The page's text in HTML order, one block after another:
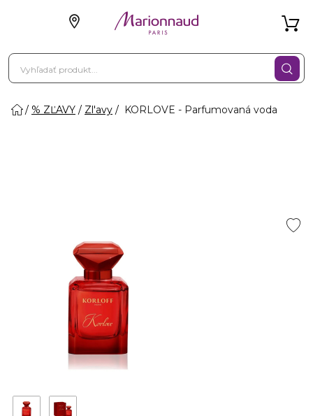
% ZĽAVY Zl'avy KORLOVE - Parfumovaná voda